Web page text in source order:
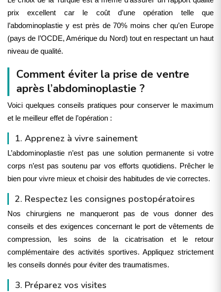
prix excellent car le coût d’une opération telle que
l’abdominoplastie y est près de 70% moins cher qu’en Europe
(pays de l’OCDE, Amérique du Nord) tout en respectant un haut
niveau de qualité.
Comment éviter la prise de ventre
après l’abdominoplastie ?
Voici quelques conseils pratiques pour conserver le maximum
et le meilleur effet de l’opération :
1. Apprenez à vivre sainement
L’abdominoplastie n’est pas une solution permanente si votre
corps n’est pas soutenu par vos efforts quotidiens. Prêcher le
bien pour vivre mieux et choisir des habitudes de vie correctes.
2. Respectez les consignes postopératoires
Nos chirurgiens ne manqueront pas de vous donner des
conseils et des exigences concernant le port de vêtements de
compression, les soins de la cicatrisation et le retour
complémentaire des activités sportives. Appliquez strictement
les conseils donnés pour éviter des traumatismes.
3. Préparez vos visites